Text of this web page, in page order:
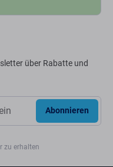
über Rabatte und
Abonnieren
zu erhalten